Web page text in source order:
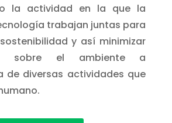
la actividad en la que la
trabajan juntas para
y así minimizar
sobre el ambiente a
de diversas actividades que